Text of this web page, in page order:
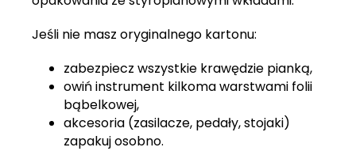
Jeśli nie masz oryginalnego kartonu:
zabezpiecz wszystkie krawędzie pianką,
owiń instrument kilkoma warstwami folii
bąbelkowej,
akcesoria (zasilacze, pedały, stojaki)
zapakuj osobno.